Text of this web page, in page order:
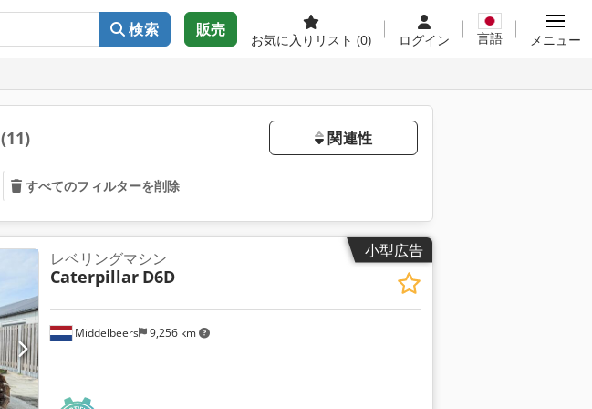
検索 販売
お気に入りリスト (0) ログイン 言語 メニュー
(11) 関連性
すべてのフィルターを削除
小型広告
Middelbeers 9,256 km
レベリングマシン
Caterpillar D6D